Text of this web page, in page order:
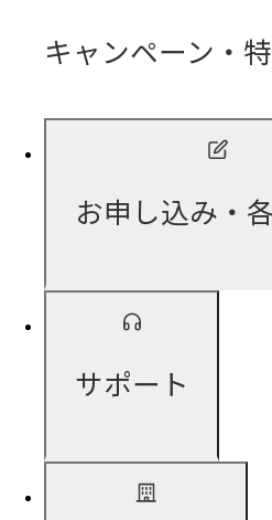
キャンペーン・
お申し込み・
サポート